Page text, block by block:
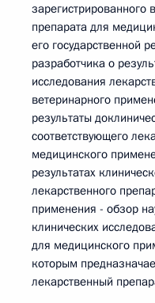
зарегистрированного
препарата для
его государственной
разработчика о
исследования
ветеринарного
результаты
соответствующего
медицинского
результатах
лекарственного
применения - обзор
клинических
для медицинского
которым
лекарственный